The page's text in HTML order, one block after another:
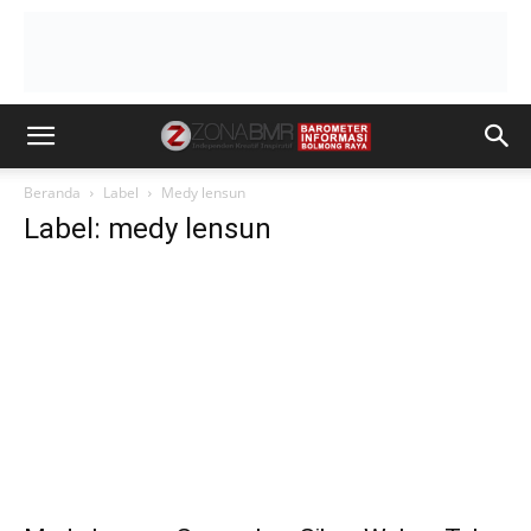
Beranda Label Medy lensun
Label: medy lensun